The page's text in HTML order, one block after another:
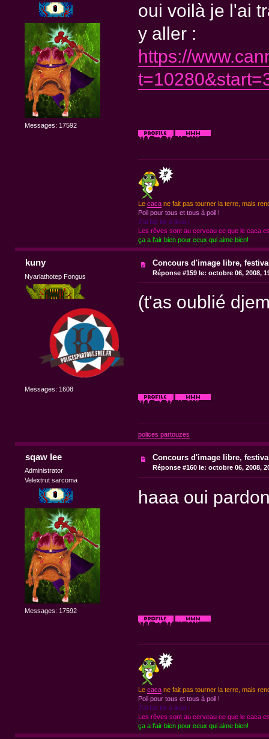
Messages: 17592
oui voilà je l'ai
y aller :
https://
Le cacane fait pas tourner la terre, mais
Poil pour tous et tous à poil !
J'ai fait kk à ikea !
Les rêves sont au cerveau ce que le caca
ça a l'air bien pour ceux qui aime bien!
kuny
Nyarlathotep Fongus
Messages: 1608
Concours d'image libre,
Réponse #159 le: octobre 06, 2008,
(t'as oublié
polices partouzes
sqaw lee
Administrator
Velextrut sarcoma
Messages: 17592
Concours d'image libre,
Réponse #160 le: octobre 06, 2008,
haaa oui
Le cacane fait pas tourner la terre, mais
Poil pour tous et tous à poil !
J'ai fait kk à ikea !
Les rêves sont au cerveau ce que le caca
ça a l'air bien pour ceux qui aime bien!